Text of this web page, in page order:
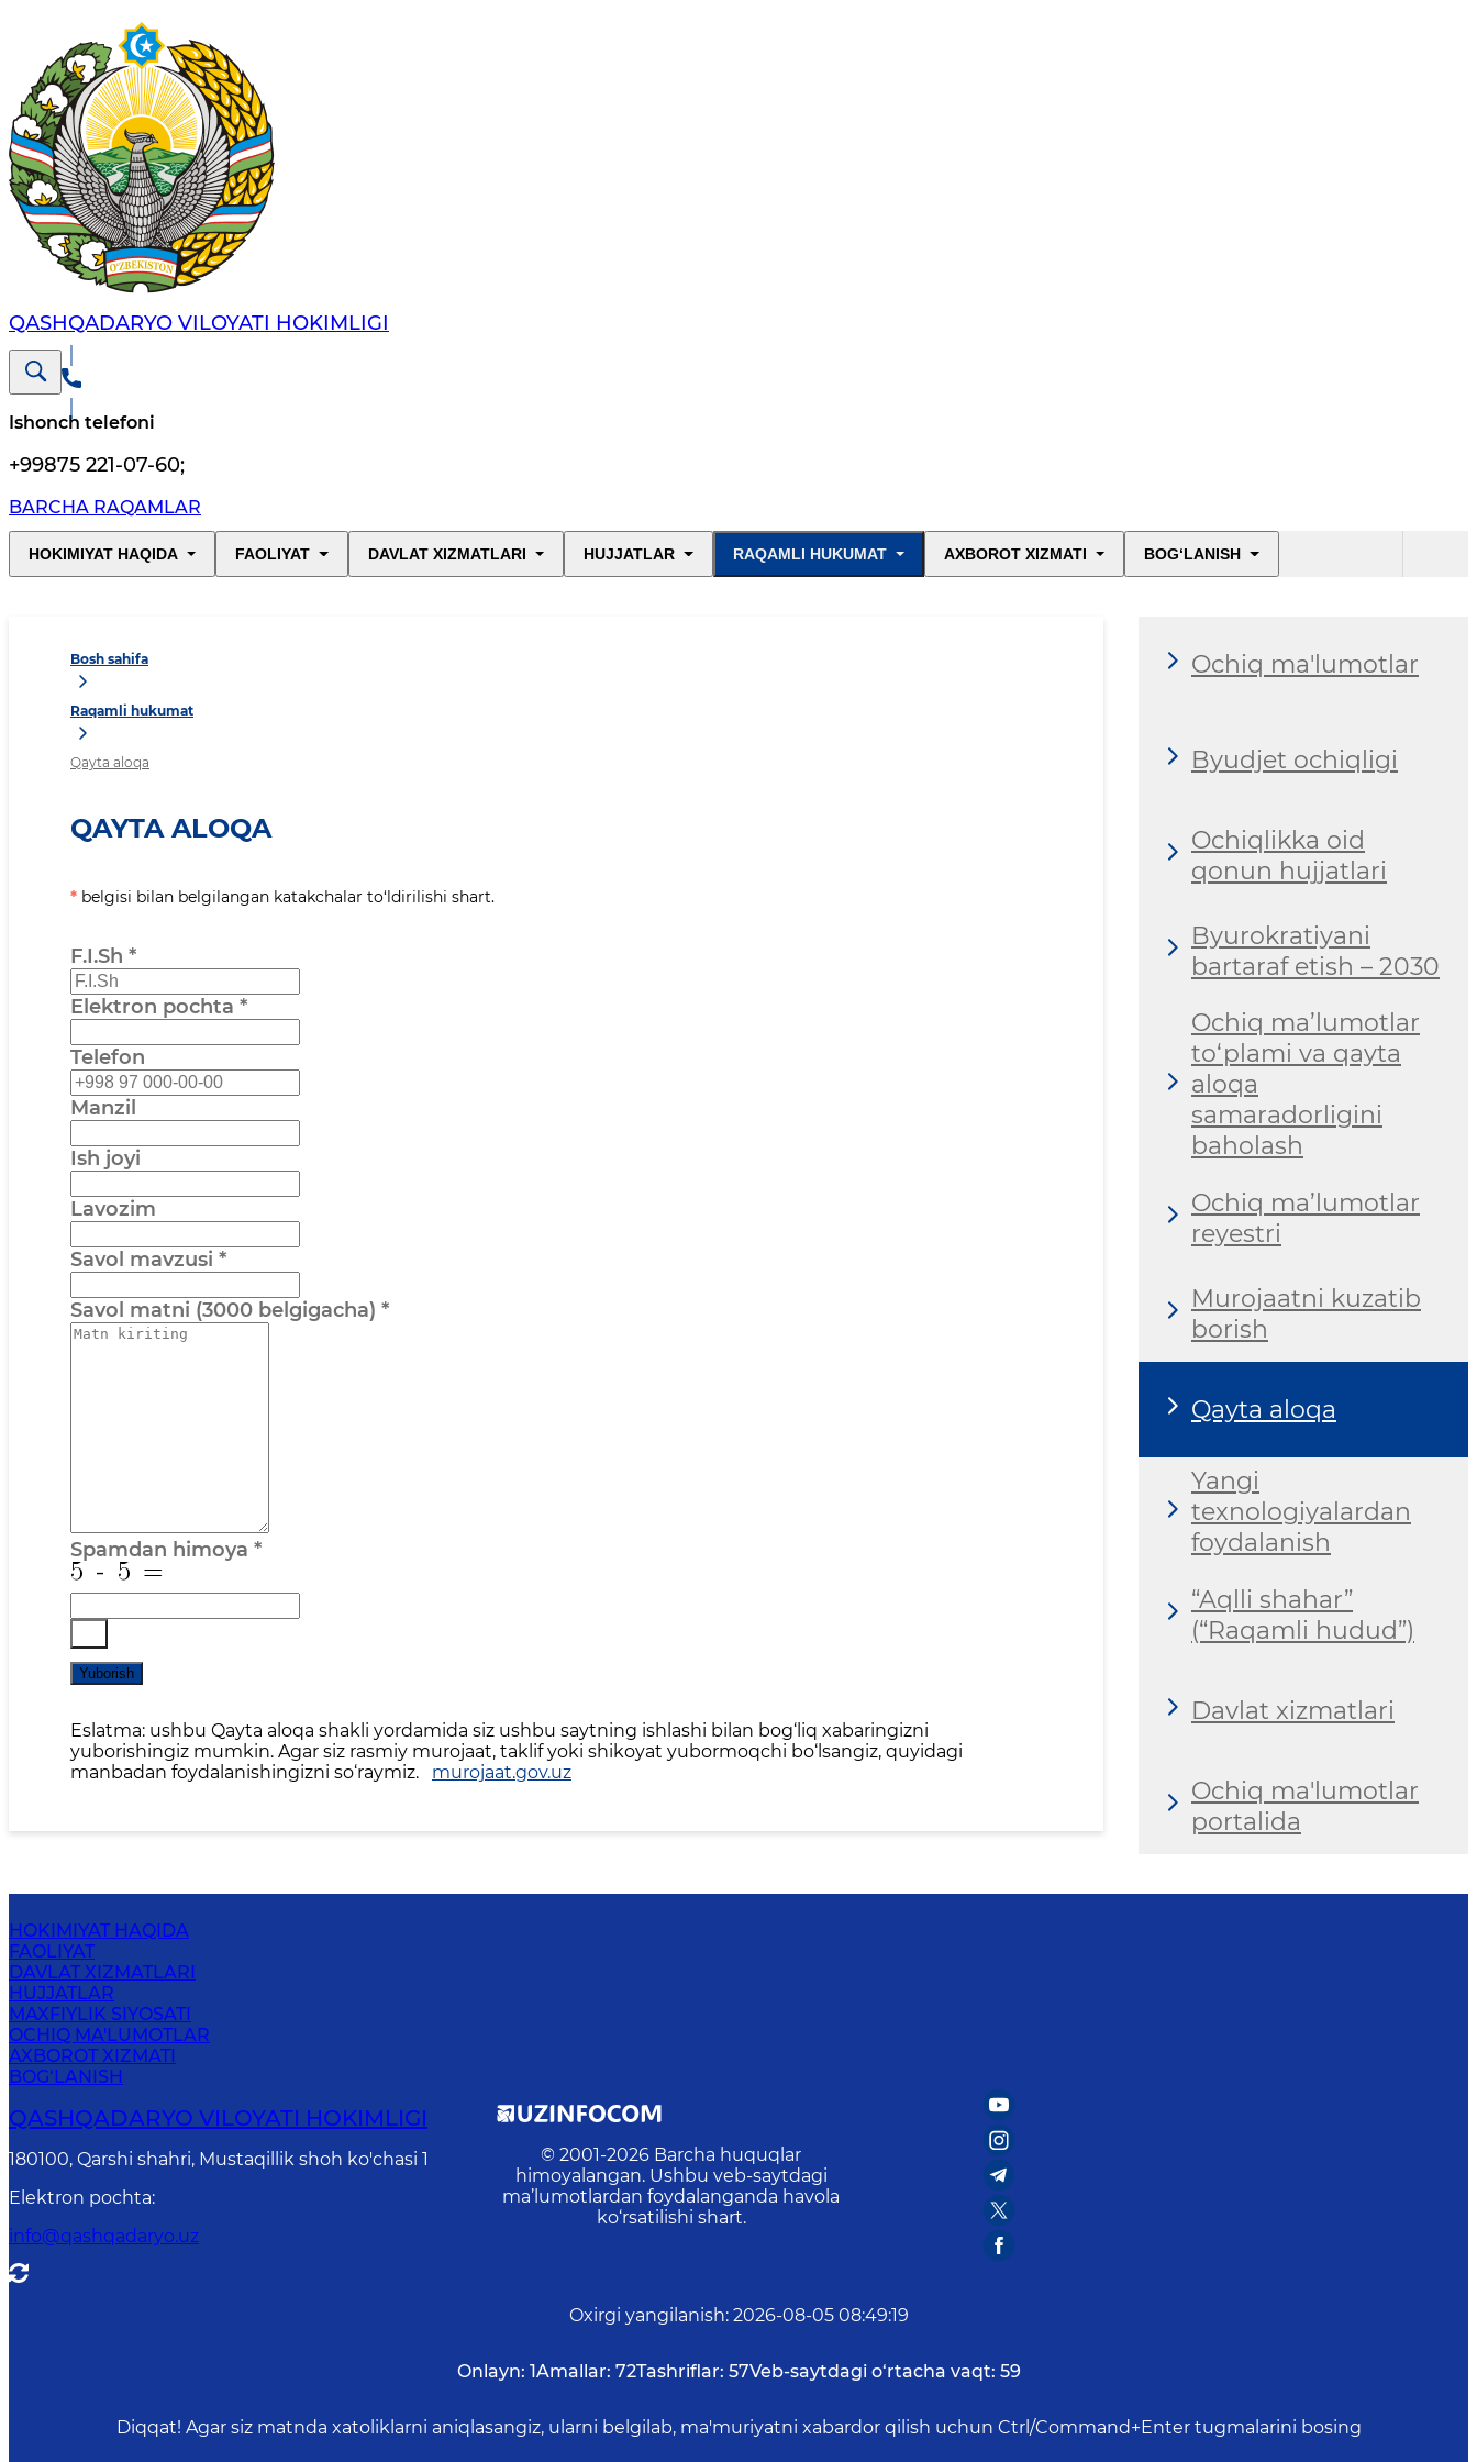
QASHQADARYO VILOYATI HОKIMLIGI
Ishonch telefoni
+99875 221-07-60;
BARCHA RAQAMLAR
HOKIMIYAT HAQIDA FAOLIYAT DAVLAT XIZMATLARI HUJJATLAR RAQAMLI HUKUMAT AXBOROT XIZMATI BOG‘LANISH
Bosh sahifa
Raqamli hukumat
Qayta aloqa
QAYTA ALOQA
* belgisi bilan belgilangan katakchalar to‘ldirilishi shart.
F.I.Sh *
Elektron pochta *
Telefon
Manzil
Ish joyi
Lavozim
Savol mavzusi *
Savol matni (3000 belgigacha) *
Spamdan himoya *
Yuborish
Eslatma: ushbu Qayta aloqa shakli yordamida siz ushbu saytning ishlashi bilan bog‘liq xabaringizni
yuborishingiz mumkin. Agar siz rasmiy murojaat, taklif yoki shikoyat yubormoqchi bo‘lsangiz, quyidagi
manbadan foydalanishingizni so‘raymiz.
murojaat.gov.uz
Ochiq ma'lumotlar
Byudjet ochiqligi
Ochiqlikka oid
qonun hujjatlari
Byurokratiyani
bartaraf etish – 2030
Ochiq ma’lumotlar
to‘plami va qayta
aloqa
samaradorligini
baholash
Ochiq ma’lumotlar
reyestri
Murojaatni kuzatib
borish
Qayta aloqa
Yangi
texnologiyalardan
foydalanish
“Aqlli shahar”
(“Raqamli hudud”)
Davlat xizmatlari
Ochiq ma'lumotlar
portalida
HOKIMIYAT HAQIDA
FAOLIYAT
DAVLAT XIZMATLARI
HUJJATLAR
MAXFIYLIK SIYOSATI
OCHIQ MA'LUMOTLAR
AXBOROT XIZMATI
BOG‘LANISH
QASHQADARYO VILOYATI HОKIMLIGI
180100, Qаrshi shаhri, Mustаqillik shoh ko'chasi 1
Elektron pochta:
info@qashqadaryo.uz
© 2001-2026 Barcha huquqlar
himoyalangan. Ushbu veb-saytdagi
ma’lumotlardan foydalanganda havola
ko‘rsatilishi shart.
Oxirgi yangilanish: 2026-08-05 08:49:19
Onlayn: 1Amallar: 72Tashriflar: 57Veb-saytdagi o‘rtacha vaqt: 59
Diqqat! Agar siz matnda xatoliklarni aniqlasangiz, ularni belgilab, ma'muriyatni xabardor qilish uchun Ctrl/Command+Enter tugmalarini bosing